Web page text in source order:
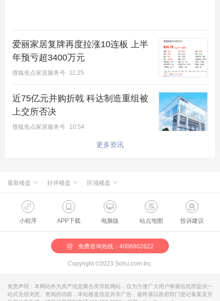
其中最具操作性的破局钥匙，是这句新表述：
“鼓励收购存量商品房重点用于保障性住房。”
这并非空话。
广州已开启“全域收房”模式，不限区域、不限时间大
保障性租赁住房
北京楼面价的“倒挂”，标志着一个时代的落幕和另一
个时代的开启。
它宣告了依靠土地自然增值、规划概念炒作就能盈利
模式的终结。
对于购房者而言，“买的越早亏得越多”可能成为部分
前期高位入手项目的残酷现实。但这并非市场的全部
爱丽家居复牌再度拉涨10连板 上半
年预亏超3400万元
搜狐焦点家居服务号 11:25
近75亿元并购折戟 科达制造重组被
上交所否决
搜狐焦点家居服务号 10:54
更多资讯
最新楼盘 好评楼盘 区域楼盘
绿城·朗月和风 新航城世界映
怀柔国贤府
缦合北京
懋源·騴橒臺
北京城建·文华知筑
北京城建·和知筑|铂瑞
北京建工·嘉棠雅序
国樾天颂
北京楼盘
石景山楼盘
昌平楼盘
大兴楼盘
房山楼盘
朝阳楼盘
通州楼盘
桃源新都孔雀城 华银天鹅湖
温泉新都孔雀城
中海北京世家
燕都古城·和园
中冶兴隆新城·红石郡
路劲阳光城
富力和园
小程序 APP下载 电脑版 站点地图 投诉建议
免费咨询热线：4006802822
Copyright ©2023 Sohu.com Inc.
免责声明：本网站作为房产信息聚合类导航网站，仅为方便广大用户掌握信息而提供一
站式无偿浏览、查阅的功能，本站楼盘信息并非广告，最终请以政府部门登记备案及开